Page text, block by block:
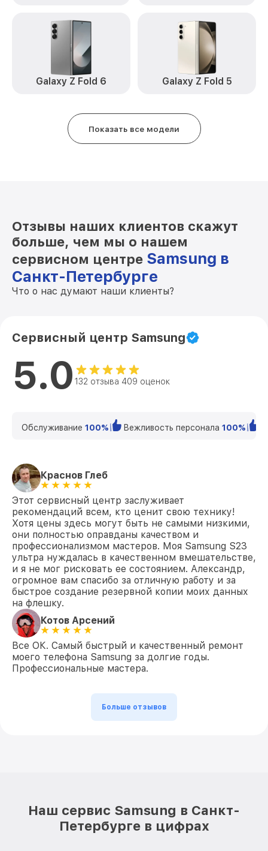
Ремонт цепи питания Galaxy Z Flip 3
Samsung
от 2200₽
Замена Wi-Fi Galaxy Z Flip 3 Samsung от 450₽
Galaxy Z Fold 6 Galaxy Z Fold 5
Показать все модели
Отзывы наших клиентов скажут
больше, чем мы о нашем
сервисном центре Samsung в
Санкт-Петербурге
Что о нас думают наши клиенты?
Сервисный центр Samsung
5.0 132 отзыва 409 оценок
Обслуживание 100% Вежливость персонала 100%
Краснов Глеб
Этот сервисный центр заслуживает
рекомендаций всем, кто ценит свою технику!
Хотя цены здесь могут быть не самыми низкими,
они полностью оправданы качеством и
профессионализмом мастеров. Моя Samsung S23
ультра нуждалась в качественном вмешательстве,
и я не мог рисковать ее состоянием. Александр,
огромное вам спасибо за отличную работу и за
быстрое создание резервной копии моих данных
на флешку.
Котов Арсений
Все ОК. Самый быстрый и качественный ремонт
моего телефона Samsung за долгие годы.
Профессиональные мастера.
Больше отзывов
Наш сервис Samsung в Санкт-
Петербурге в цифрах